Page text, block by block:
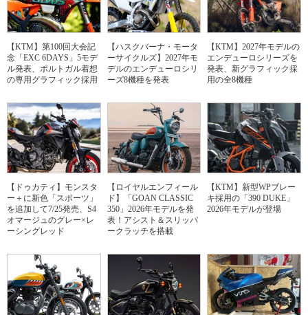
【KTM】第100回大会記
念「EXC 6DAYS」5モデ
ル発表、ポルトガル着想
の専用グラフィック採用
【ハスクバーナ・モータ
ーサイクルズ】2027年モ
デルのエンデューロシリ
ーズ8機種を発表
【KTM】2027年モデルの
エンデューロシリーズを
発表、新グラフィック採
用の全8機種
【ドゥカティ】モンスタ
ー＋に新色「スポーツ」
を追加して7/25発売、S4
オマージュのグレー×レ
ーシングレッド
【ロイヤルエンフィール
ド】「GOAN CLASSIC
350」2026年モデルを発
表！アシスト＆スリッパ
ークラッチを搭載
【KTM】新型WPブレー
キ採用の「390 DUKE」
2026年モデルが登場